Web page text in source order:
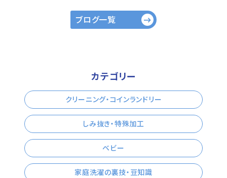
ブログ一覧
カテゴリー
クリーニング・コインランドリー
しみ抜き・特殊加工
ベビー
家庭洗濯の裏技・豆知識